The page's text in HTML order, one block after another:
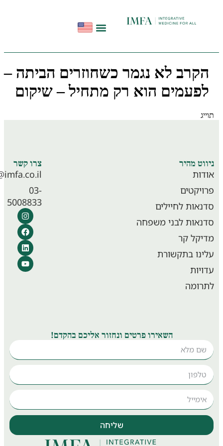
לא נגמר כשחוזרים הביתה –
הוא רק מתחיל – שיקום
סדנאות לוחמים
השאירו פרטים ונחזור אליכם בהקדם!
שליחה
מהיר
לחיילים
לבני משפחה
קר
בתקשורת
צרו קשר
info@imfa.co.il
5008833